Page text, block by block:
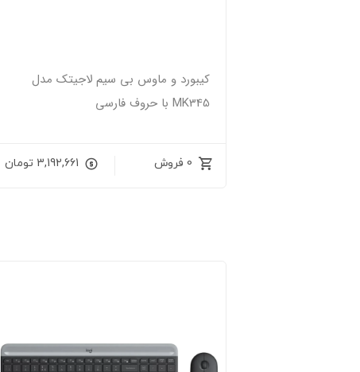
کیبورد و ماوس بی سیم لاجیتک مدل
MK345 با حروف فارسی
0 فروش 3,192,661 تومان